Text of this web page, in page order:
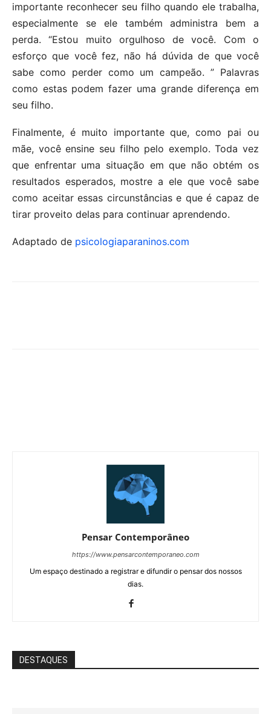
importante reconhecer seu filho quando ele trabalha,
especialmente se ele também administra bem a
perda. “Estou muito orgulhoso de você. Com o
esforço que você fez, não há dúvida de que você
sabe como perder como um campeão. ” Palavras
como estas podem fazer uma grande diferença em
seu filho.
Finalmente, é muito importante que, como pai ou
mãe, você ensine seu filho pelo exemplo. Toda vez
que enfrentar uma situação em que não obtém os
resultados esperados, mostre a ele que você sabe
como aceitar essas circunstâncias e que é capaz de
tirar proveito delas para continuar aprendendo.
Adaptado de psicologiaparaninos.com
Pensar Contemporâneo
https://www.pensarcontemporaneo.com
Um espaço destinado a registrar e difundir o pensar dos nossos
dias.
DESTAQUES